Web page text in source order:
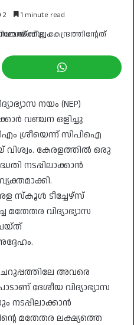
2 1 minute read
നയം (NEP)
വഞ്ചന ഒളിച്ചു
ശ്രീയെന്ന് സിപിഐ
വിശ്വം. കേരളത്തിൽ ഒരു
നടപ്പിലാക്കാൻ
സ്കൂൾ ടീച്ചേഴ്സ്
മതേതര വിദ്യാഭ്യാസ
അവരെ
ദേശീയ വിദ്യാഭ്യാസ
മതേതര ലക്ഷ്യത്തെ